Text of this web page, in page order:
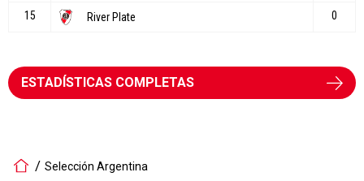
ESTADÍSTICAS COMPLETAS
Selección Argentina